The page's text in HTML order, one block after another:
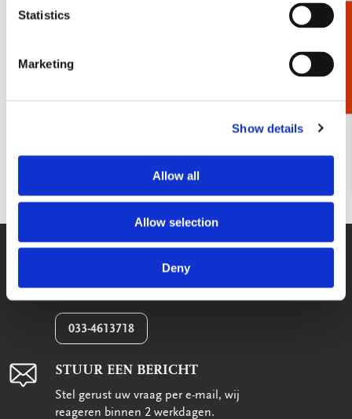
Statistics
Marketing
Show details
Allow all
Allow selection
Deny
Canal Houses,Caspar
€ 9,99
vierkant: Vredesduif, Dick
BLIJF OP DE HOOGTE
WE HELPEN U GRAAG!
Wij staan voor u klaar van maandag
t/m vrijdag tussen 09:00 en 17:00
033-4613718
STUUR EEN BERICHT
Stel gerust uw vraag per e-mail, wij
reageren binnen 2 werkdagen.
Cadeaukiezer